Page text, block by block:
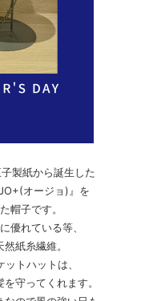
製紙から誕生した
オージョ)』を
帽子です。
優れている等、
紙糸繊維。
トハットは、
守ってくれます。